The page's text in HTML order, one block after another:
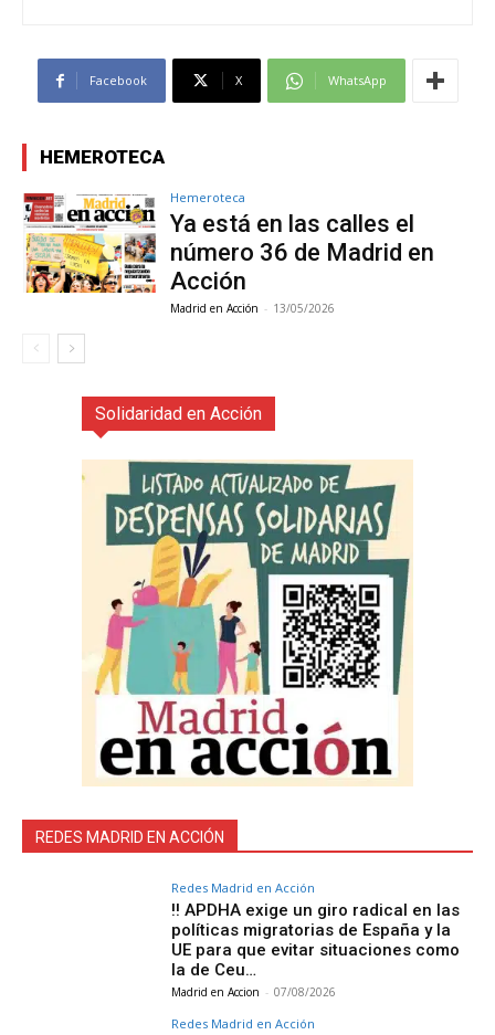
Facebook X WhatsApp
HEMEROTECA
Hemeroteca
Ya está en las calles el
número 36 de Madrid en
Acción
Madrid en Acción - 13/05/2026
Solidaridad en Acción
REDES MADRID EN ACCIÓN
Redes Madrid en Acción
‼️ APDHA exige un giro radical en las
políticas migratorias de España y la
UE para que evitar situaciones como
la de Ceu…
Madrid en Accion - 07/08/2026
Redes Madrid en Acción